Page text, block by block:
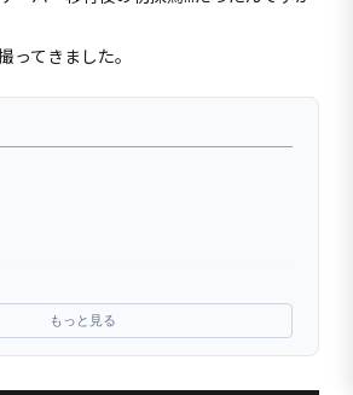
ってきました。
もっと見る